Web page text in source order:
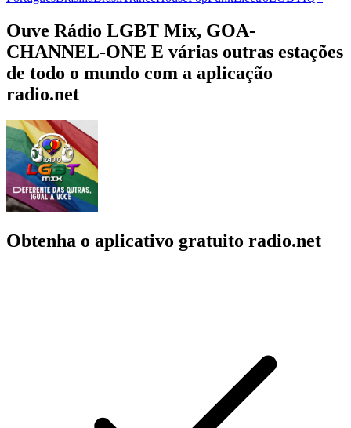
Ouve Rádio LGBT Mix, GOA-
CHANNEL-ONE E várias outras estações
de todo o mundo com a aplicação
radio.net
Obtenha o aplicativo gratuito radio.net